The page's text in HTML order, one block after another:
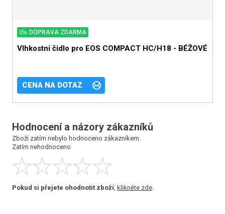
DOPRAVA ZDARMA
Vlhkostní čidlo pro EOS COMPACT HC/H18 - BÉŽOVÉ
CENA NA DOTAZ
Hodnocení a názory zákazníků
Zboží zatím nebylo hodnoceno zákazníkem.
Zatím nehodnoceno
Pokud si přejete ohodnotit zboží, klikněte zde.